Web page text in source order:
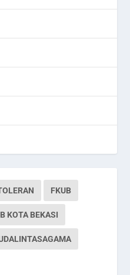
FKUB
KOTA BEKASI